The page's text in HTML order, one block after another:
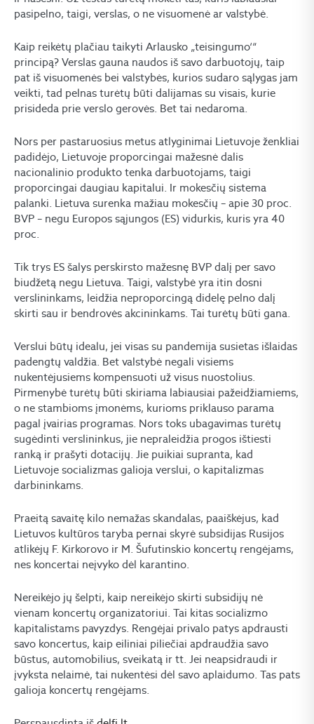
pasipelno, taigi, verslas, o ne visuomenė ar valstybė.
Kaip reikėtų plačiau taikyti Arlausko „teisingumo‘“
principą? Verslas gauna naudos iš savo darbuotojų, taip
pat iš visuomenės bei valstybės, kurios sudaro sąlygas jam
veikti, tad pelnas turėtų būti dalijamas su visais, kurie
prisideda prie verslo gerovės. Bet tai nedaroma.
Nors per pastaruosius metus atlyginimai Lietuvoje ženkliai
padidėjo, Lietuvoje proporcingai mažesnė dalis
nacionalinio produkto tenka darbuotojams, taigi
proporcingai daugiau kapitalui. Ir mokesčių sistema
palanki. Lietuva surenka mažiau mokesčių – apie 30 proc.
BVP – negu Europos sąjungos (ES) vidurkis, kuris yra 40
proc.
Tik trys ES šalys perskirsto mažesnę BVP dalį per savo
biudžetą negu Lietuva. Taigi, valstybė yra itin dosni
verslininkams, leidžia neproporcingą didelę pelno dalį
skirti sau ir bendrovės akcininkams. Tai turėtų būti gana.
Verslui būtų idealu, jei visas su pandemija susietas išlaidas
padengtų valdžia. Bet valstybė negali visiems
nukentėjusiems kompensuoti už visus nuostolius.
Pirmenybė turėtų būti skiriama labiausiai pažeidžiamiems,
o ne stambioms įmonėms, kurioms priklauso parama
pagal įvairias programas. Nors toks ubagavimas turėtų
sugėdinti verslininkus, jie nepraleidžia progos ištiesti
ranką ir prašyti dotacijų. Jie puikiai supranta, kad
Lietuvoje socializmas galioja verslui, o kapitalizmas
darbininkams.
Praeitą savaitę kilo nemažas skandalas, paaiškėjus, kad
Lietuvos kultūros taryba pernai skyrė subsidijas Rusijos
atlikėjų F. Kirkorovo ir M. Šufutinskio koncertų rengėjams,
nes koncertai neįvyko dėl karantino.
Nereikėjo jų šelpti, kaip nereikėjo skirti subsidijų nė
vienam koncertų organizatoriui. Tai kitas socializmo
kapitalistams pavyzdys. Rengėjai privalo patys apdrausti
savo koncertus, kaip eiliniai piliečiai apdraudžia savo
būstus, automobilius, sveikatą ir tt. Jei neapsidraudi ir
įvyksta nelaimė, tai nukentėsi dėl savo aplaidumo. Tas pats
galioja koncertų rengėjams.